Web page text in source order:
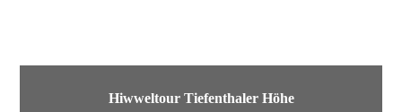
Hiwweltour Tiefenthaler Höhe